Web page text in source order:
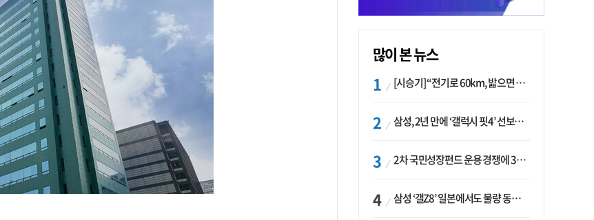
많이 본 뉴스
[시승기] “전기로 60km, 밟으면 462마력”…볼보 XC60 T8의 두 얼굴
삼성, 2년 만에 ‘갤럭시 핏4’ 선보이나…웨어러블 생태계 확장 ‘시동’
2차 국민성장펀드 운용 경쟁에 33개사 몰렸다…신한·하나 등 새 얼굴 대거 합류
삼성 ‘갤Z8’ 일본에서도 물량 동났다…애플 참전 앞두고 선두 수성 ‘시험대’